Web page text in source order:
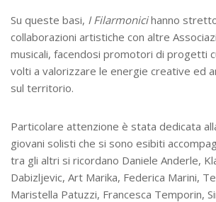
Su queste basi, I Filarmonicihanno
collaborazioni artistiche con altre
musicali, facendosi promotori di progetti
volti a valorizzare le energie creative ed
sul territorio.
Particolare attenzione è stata dedicata
giovani solisti che si sono esibiti
tra gli altri si ricordano Daniele Anderle,
Dabizljevic, Art Marika, Federica Marini,
Maristella Patuzzi, Francesca Temporin,